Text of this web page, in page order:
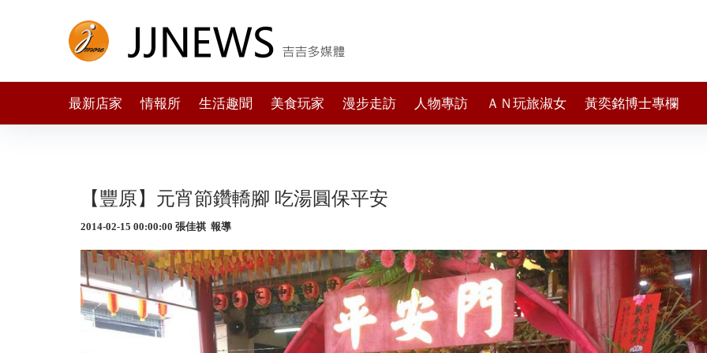
最新店家 情報所 生活趣聞 美食玩家 漫步走訪 人物專訪 ＡＮ玩旅淑女 黃奕銘博士專欄
【豐原】元宵節鑽轎腳 吃湯圓保平安
2014-02-15 00:00:00 張佳祺 報導